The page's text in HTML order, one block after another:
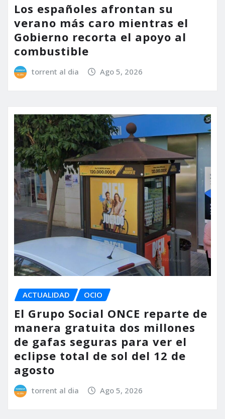
Los españoles afrontan su
verano más caro mientras el
Gobierno recorta el apoyo al
combustible
torrent al dia Ago 5, 2026
ACTUALIDAD OCIO
El Grupo Social ONCE reparte de
manera gratuita dos millones
de gafas seguras para ver el
eclipse total de sol del 12 de
agosto
torrent al dia Ago 5, 2026